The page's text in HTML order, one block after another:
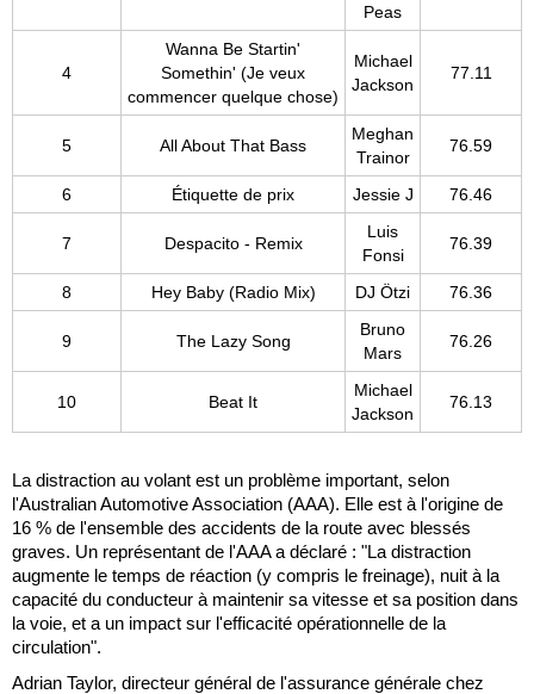
Peas
4
Wanna Be Startin'
Somethin' (Je veux
commencer quelque chose)
Michael
Jackson
77.11
5 All About That Bass
Meghan
Trainor
76.59
6 Étiquette de prix Jessie J 76.46
7 Despacito - Remix
Luis
Fonsi
76.39
8 Hey Baby (Radio Mix) DJ Ötzi 76.36
9 The Lazy Song
Bruno
Mars
76.26
10 Beat It
Michael
Jackson
76.13
La distraction au volant est un problème important, selon
l'Australian Automotive Association (AAA). Elle est à l'origine de
16 % de l'ensemble des accidents de la route avec blessés
graves. Un représentant de l'AAA a déclaré : "La distraction
augmente le temps de réaction (y compris le freinage), nuit à la
capacité du conducteur à maintenir sa vitesse et sa position dans
la voie, et a un impact sur l'efficacité opérationnelle de la
circulation".
Adrian Taylor, directeur général de l'assurance générale chez